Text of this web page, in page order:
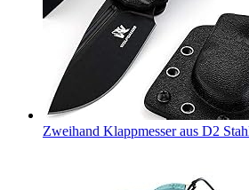
Zweihand Klappmesser aus D2